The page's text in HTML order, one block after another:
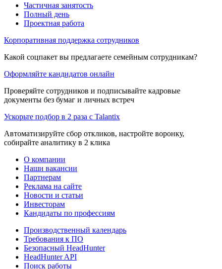
Частичная занятость
Полный день
Проектная работа
Корпоративная поддержка сотрудников
Какой соцпакет вы предлагаете семейным сотрудникам?
Оформляйте кандидатов онлайн
Проверяйте сотрудников и подписывайте кадровые
документы без бумаг и личных встреч
Ускорьте подбор в 2 раза с Talantix
Автоматизируйте сбор откликов, настройте воронку,
собирайте аналитику в 2 клика
О компании
Наши вакансии
Партнерам
Реклама на сайте
Новости и статьи
Инвесторам
Кандидаты по профессиям
Производственный календарь
Требования к ПО
Безопасный HeadHunter
HeadHunter API
Поиск работы